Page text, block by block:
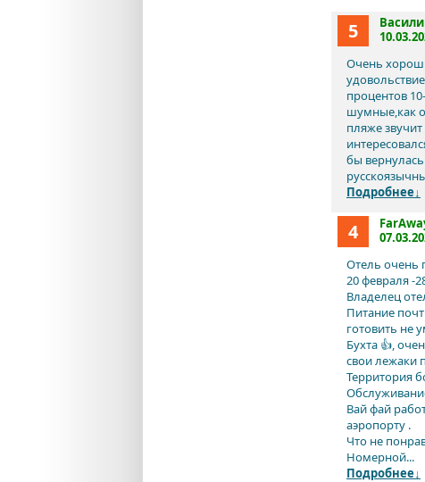
5
Очень
процентов
шумные,как
пляже
бы
Подробнее↓
4
Отель очень
20 февраля -
Владелец
Питание
готовить не
Бухта 👍,
свои лежаки
Территория
Вай фай
аэропорту .
Что не
Номерной...
Подробнее↓